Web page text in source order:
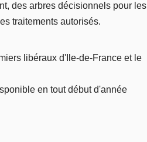
des arbres décisionnels pour les
traitements autorisés.
libéraux d'Ile-de-France et le
en tout début d'année